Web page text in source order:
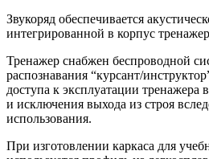
Звукоряд обеспечивается
интегрированной в корпус
Тренажер снабжен беспроводной
распознавания “курсант/
доступа к эксплуатации тренажера
и исключения выхода из строя
использования.
При изготовлении каркаса для